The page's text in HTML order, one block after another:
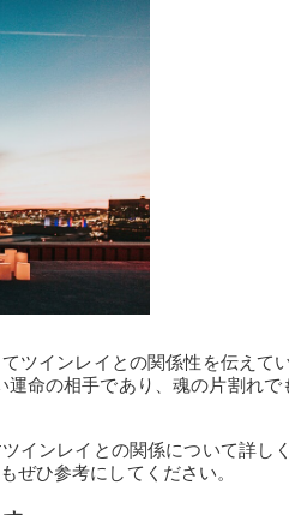
ツインレイとの関係性を伝えて
命の相手であり、魂の片割れで
インレイとの関係について詳し
ぜひ参考にしてください。